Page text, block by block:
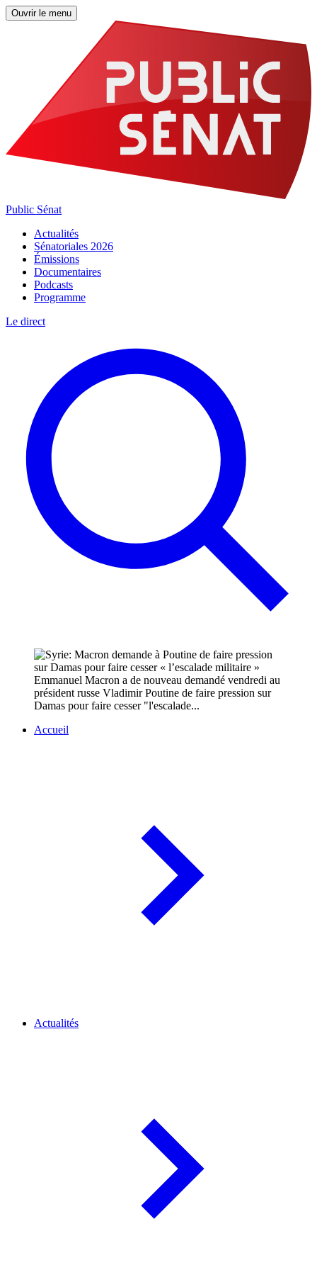
Ouvrir le menu
Public Sénat
Actualités
Sénatoriales 2026
Émissions
Documentaires
Podcasts
Programme
Le direct
Emmanuel Macron a de nouveau demandé vendredi au
président russe Vladimir Poutine de faire pression sur
Damas pour faire cesser "l'escalade...
Accueil
Actualités